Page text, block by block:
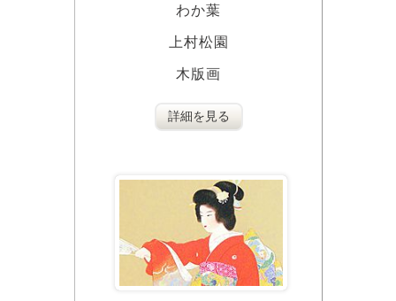
わか葉
上村松園
木版画
詳細を見る